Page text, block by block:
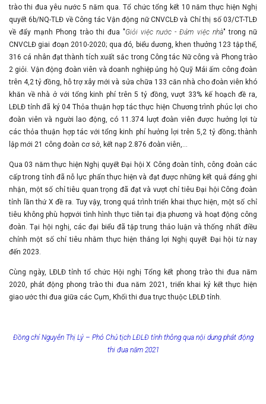
trào thi đua yêu nước 5 năm qua. Tổ chức tổng kết 10 năm thực hiện Nghị
quyết 6b/NQ-TLĐ về Công tác Vận động nữ CNVCLĐ và Chỉ thị số 03/CT-TLĐ
về đẩy mạnh Phong trào thi đua "Giỏi việc nước - Đảm việc nhà" trong nữ
CNVCLĐ giai đoạn 2010-2020; qua đó, biểu dương, khen thưởng 123 tập thể,
316 cá nhân đạt thành tích xuất sắc trong Công tác Nữ công và Phong trào
2 giỏi. Vận động đoàn viên và doanh nghiệp ủng hộ Quỹ Mái ấm công đoàn
trên 4,2 tỷ đồng, hỗ trợ xây mới và sửa chữa 133 căn nhà cho đoàn viên khó
khăn về nhà ở với tổng kinh phí trên 5 tỷ đồng, vượt 33% kế hoạch đề ra,
LĐLĐ tỉnh đã ký 04 Thỏa thuận hợp tác thực hiện Chương trình phúc lợi cho
đoàn viên và người lao động, có 11.374 lượt đoàn viên được hưởng lợi từ
các thỏa thuận hợp tác với tổng kinh phí hưởng lợi trên 5,2 tỷ đồng; thành
lập mới 21 công đoàn cơ sở, kết nạp 2.876 đoàn viên,...
Qua 03 năm thực hiện Nghị quyết Đại hội X Công đoàn tỉnh, công đoàn các
cấp trong tỉnh đã nỗ lực phấn thực hiện và đạt được những kết quả đáng ghi
nhận, một số chỉ tiêu quan trọng đã đạt và vượt chỉ tiêu Đại hội Công đoàn
tỉnh lần thứ X đề ra. Tuy vậy, trong quá trình triển khai thực hiện, một số chỉ
tiêu không phù hợpvới tình hình thực tiễn tại địa phương và hoạt động công
đoàn. Tại hội nghị, các đại biểu đã tập trung thảo luận và thống nhất điều
chỉnh một số chỉ tiêu nhằm thực hiện thắng lợi Nghị quyết Đại hội từ nay
đến 2023.
Cùng ngày, LĐLĐ tỉnh tổ chức Hội nghị Tổng kết phong trào thi đua năm
2020, phát động phong trào thi đua năm 2021, triển khai ký kết thực hiện
giao ước thi đua giữa các Cụm, Khối thi đua trực thuộc LĐLĐ tỉnh.
Đồng chí Nguyễn Thị Lý – Phó Chủ tịch LĐLĐ tỉnh thông qua nội dung phát động
thi đua năm 2021